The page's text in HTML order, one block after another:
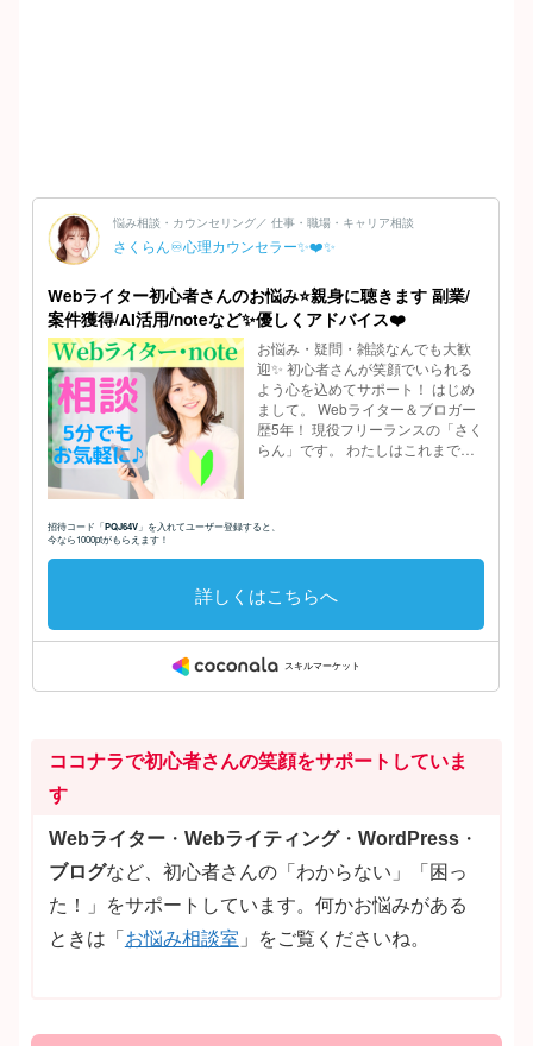
ココナラで初心者さんの笑顔をサポートしていま
す
Webライター・ Webライティング・ WordPress・
ブログなど、初心者さんの「わからない」「困っ
た！」をサポートしています。何かお悩みがある
ときは「 お悩み相談室 」をご覧くださいね。